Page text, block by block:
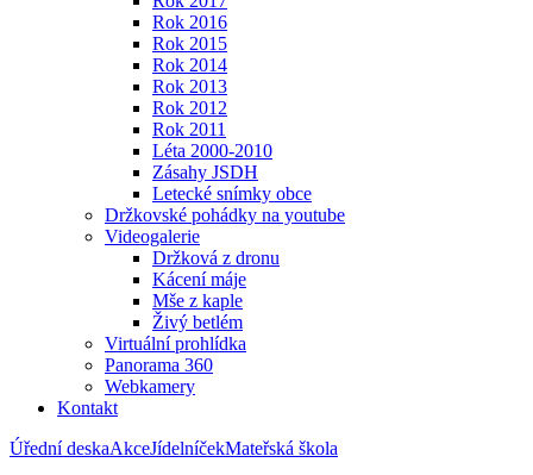
Rok 2016
Rok 2015
Rok 2014
Rok 2013
Rok 2012
Rok 2011
Léta 2000-2010
Zásahy JSDH
Letecké snímky obce
Držkovské pohádky na youtube
Videogalerie
Držková z dronu
Kácení máje
Mše z kaple
Živý betlém
Virtuální prohlídka
Panorama 360
Webkamery
Kontakt
Úřední deskaAkceJídelníčekMateřská škola